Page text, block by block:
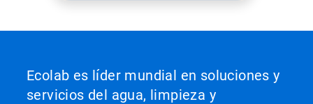
Ecolab es líder mundial en soluciones y
servicios del agua, limpieza y